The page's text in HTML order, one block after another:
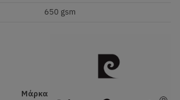
650 gsm
Μάρκα